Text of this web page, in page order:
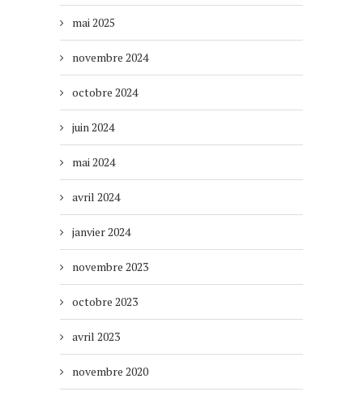
mai 2025
novembre 2024
octobre 2024
juin 2024
mai 2024
avril 2024
janvier 2024
novembre 2023
octobre 2023
avril 2023
novembre 2020